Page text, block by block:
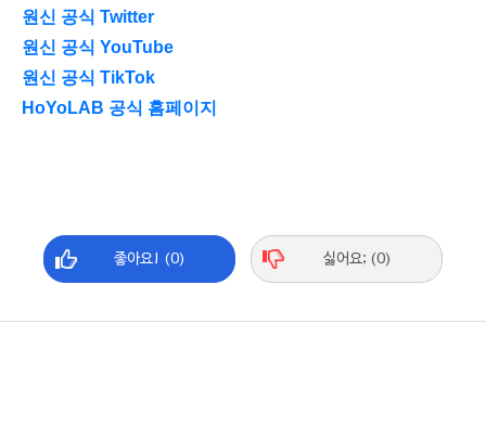
원신 공식 Twitter
원신 공식 YouTube
원신 공식 TikTok
HoYoLAB 공식 홈페이지
좋아요! (0) 싫어요; (0)